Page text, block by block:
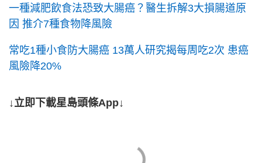
一種減肥飲食法恐致大腸癌？醫生拆解3大損腸道原
因 推介7種食物降風險
常吃1種小食防大腸癌 13萬人研究揭每周吃2次 患癌
風險降20%
↓立即下載星島頭條App↓